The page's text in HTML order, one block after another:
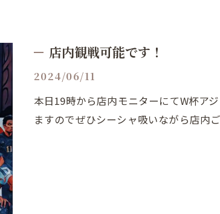
店内観戦可能です！
2024/06/11
本日19時から店内モニターにてW杯ア
ますのでぜひシーシャ吸いながら店内